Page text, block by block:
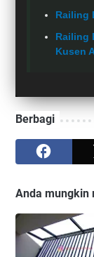
Railing
Railing
Kusen
Berbagi
Anda mungkin